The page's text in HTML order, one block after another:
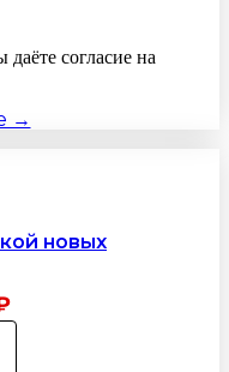
согласие на
→
новых